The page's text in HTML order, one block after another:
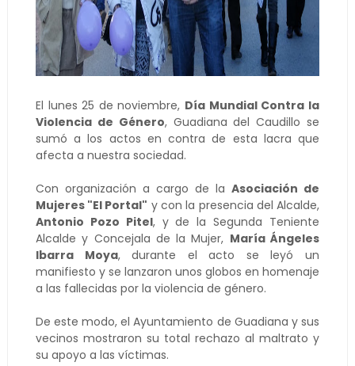
El lunes 25 de noviembre, Día Mundial Contra la
Violencia de Género, Guadiana del Caudillo se
sumó a los actos en contra de esta lacra que
afecta a nuestra sociedad.
Con organización a cargo de laAsociación de
Mujeres "El Portal" y con la presencia del Alcalde,
Antonio Pozo Pitel, y de la Segunda Teniente
Alcalde y Concejala de la Mujer, María Ángeles
Ibarra Moya, durante el acto se leyó un
manifiesto y se lanzaron unos globos en homenaje
a las fallecidas por la violencia de género.
De este modo, el Ayuntamiento de Guadiana y sus
vecinos mostraron su total rechazo al maltrato y
su apoyo a las víctimas.